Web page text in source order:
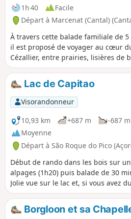
1h 40
Facile
Départ à Marcenat (Cantal)
À travers cette balade familiale de 5
il est proposé de voyager au cœur
Cézallier, entre prairies, lisières de
et zone humide. Ouvrez l’œil, ces
paysages préservés sont le refuge de
biodiversité, où vous pourrez
et recenser des papillons.Comptez
environ 1h30 pour sillonner ces
sauvages et profitez de la nature
panneaux thématiques et une table
d’orientation pour guider votre
découverte. De nombreuses
vous attendent.
Lac de Capitao
Visorandonneur
10,93 km
+687 m -687 m
Moyenne
Départ à São Roque do Pico
Début de rando dans les bois sur
alpages (1h20) puis balade de 30
Jolie vue sur le lac et, si vous avez
Niveau facile pour une rando (mais
balade). Evidemment, retour
mais ca peut être glissouille par
Borgloon et sa